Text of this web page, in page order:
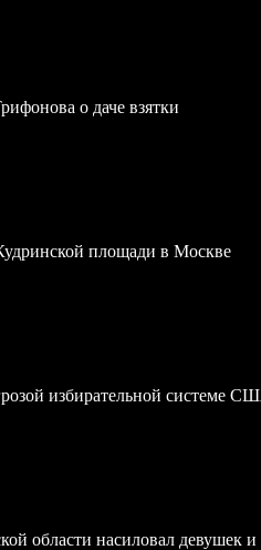
о даче взятки
площади в Москве
избирательной системе
области насиловал девушек